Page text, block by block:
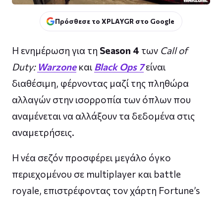
Πρόσθεσε το XPLAYGR στο Google
Η ενημέρωση για τη Season 4 των Call of
Duty: Warzoneκαι Black Ops 7είναι
διαθέσιμη, φέρνοντας μαζί της πληθώρα
αλλαγών στην ισορροπία των όπλων που
αναμένεται να αλλάξουν τα δεδομένα στις
αναμετρήσεις.
Η νέα σεζόν προσφέρει μεγάλο όγκο
περιεχομένου σε multiplayer και battle
royale, επιστρέφοντας τον χάρτη Fortune’s